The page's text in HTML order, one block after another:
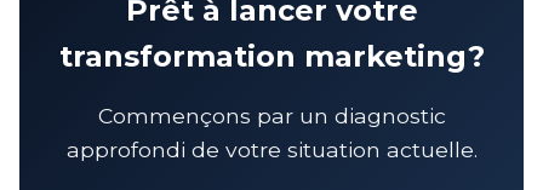
Prêt à lancer votre
transformation marketing?
Commençons par un diagnostic
approfondi de votre situation actuelle.